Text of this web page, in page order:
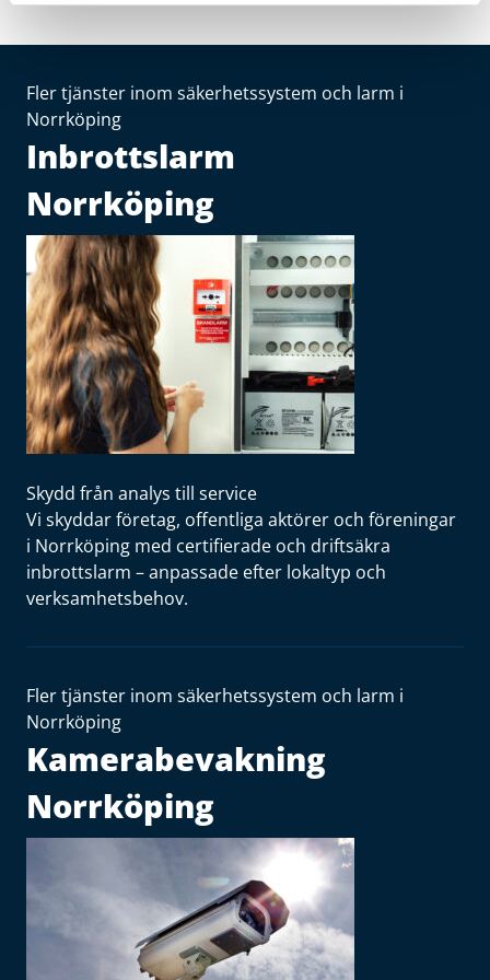
Fler tjänster inom säkerhetssystem och larm i
Norrköping
Inbrottslarm
Norrköping
Skydd från analys till service
Vi skyddar företag, offentliga aktörer och föreningar
i Norrköping med certifierade och driftsäkra
inbrottslarm – anpassade efter lokaltyp och
verksamhetsbehov.
Fler tjänster inom säkerhetssystem och larm i
Norrköping
Kamerabevakning
Norrköping